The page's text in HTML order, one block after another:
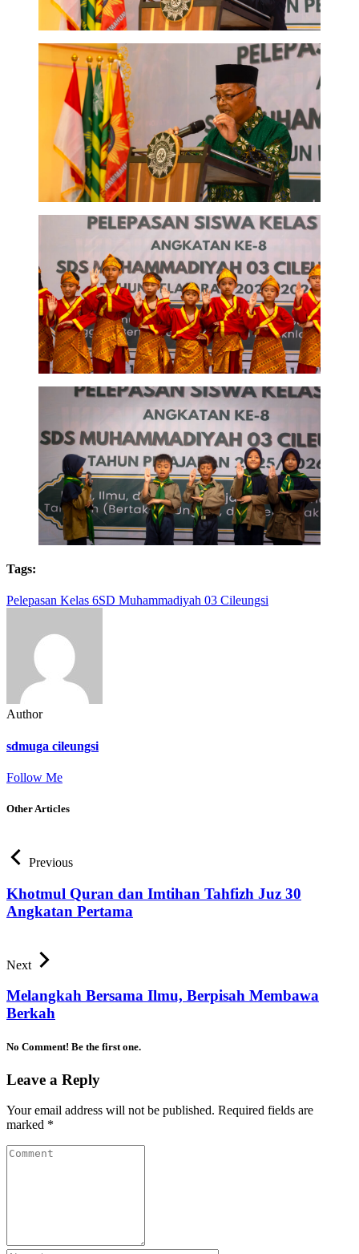
Tags:
Pelepasan Kelas 6SD Muhammadiyah 03 Cileungsi
Author
sdmuga cileungsi
Follow Me
Other Articles
Previous
Khotmul Quran dan Imtihan Tahfizh Juz 30
Angkatan Pertama
Next
Melangkah Bersama Ilmu, Berpisah Membawa
Berkah
No Comment! Be the first one.
Leave a Reply
Your email address will not be published. Required fields are
marked *